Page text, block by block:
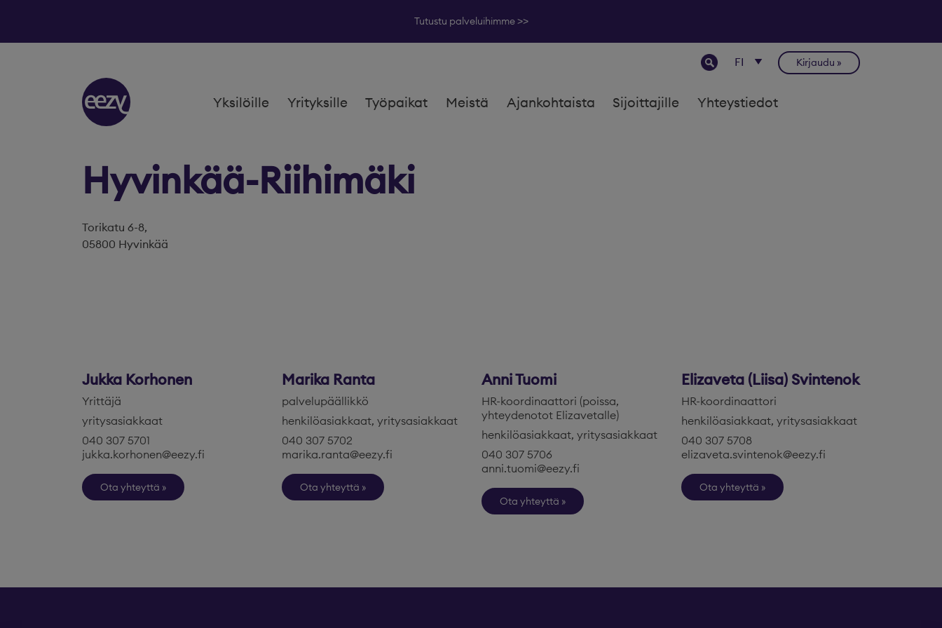
Tutustu palveluihimme >>
Kirjaudu
Yksilöille Yrityksille Työpaikat Meistä Ajankohtaista Sijoittajille Yhteystiedot
Hyvinkää-Riihimäki
Torikatu 6-8,
05800 Hyvinkää
Jukka Korhonen
Yrittäjä
yritysasiakkaat
040 307 5701
jukka.korhonen@eezy.fi
Ota yhteyttä
Marika Ranta
palvelupäällikkö
henkilöasiakkaat, yritysasiakkaat
040 307 5702
marika.ranta@eezy.fi
Ota yhteyttä
Anni Tuomi
HR-koordinaattori (poissa,
yhteydenotot Elizavetalle)
henkilöasiakkaat, yritysasiakkaat
040 307 5706
anni.tuomi@eezy.fi
Ota yhteyttä
Elizaveta (Liisa) Svintenok
HR-koordinaattori
henkilöasiakkaat, yritysasiakkaat
040 307 5708
elizaveta.svintenok@eezy.fi
Ota yhteyttä